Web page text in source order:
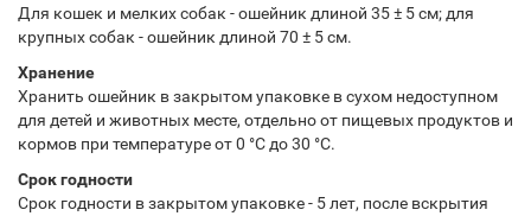
Для кошек и мелких собак - ошейник длиной 35 ± 5 см; для
крупных собак - ошейник длиной 70 ± 5 см.
Хранение
Хранить ошейник в закрытом упаковке в сухом недоступном
для детей и животных месте, отдельно от пищевых продуктов и
кормов при температуре от 0 °С до 30 °С.
Срок годности
Срок годности в закрытом упаковке - 5 лет, после вскрытия